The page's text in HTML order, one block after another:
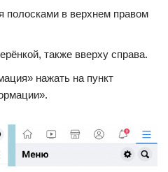
полосками в верхнем правом
также вверху справа.
нажать на пункт